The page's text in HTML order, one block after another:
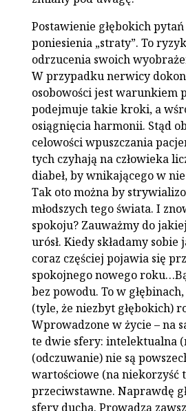
Postawienie głębokich
poniesienia „straty”. To
odrzucenia swoich
W przypadku nerwicy
osobowości jest warunkiem
podejmuje takie kroki, a
osiągnięcia harmonii. Stąd
celowości wpuszczania
tych czyhają na człowieka
diabeł, by wnikającego w
Tak oto można by
młodszych tego świata. I
spokoju? Zauważmy do
urósł. Kiedy składamy
coraz częściej pojawia się
spokojnego nowego
bez powodu. To w
(tyle, że niezbyt głębokich)
Wprowadzone w życie – na
te dwie sfery: intelektualna
(odczuwanie) nie są
wartościowe (na niekorzyść
przeciwstawne. Naprawdę
sfery ducha. Prowadzą